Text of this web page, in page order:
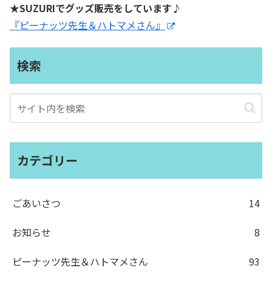
★SUZURIでグッズ販売をしています♪
『ピーナッツ先生＆ハトマメさん』
検索
カテゴリー
ごあいさつ
14
お知らせ
8
ピーナッツ先生＆ハトマメさん
93